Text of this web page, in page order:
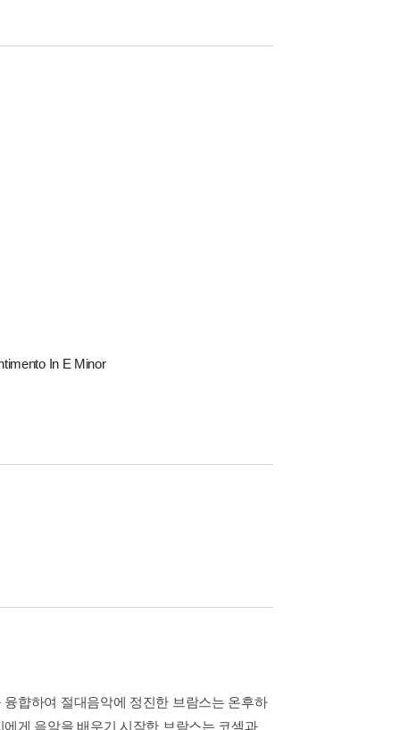
In E Minor
햡하여 절대음악에 정진한 브람스는 온후하
게 음악을 배우기 시작한 브람스는 코셀과